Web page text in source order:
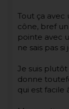
Tout ça
cône, bref
pointe avec
ne sais pas si
Je suis
donne
qui est facile